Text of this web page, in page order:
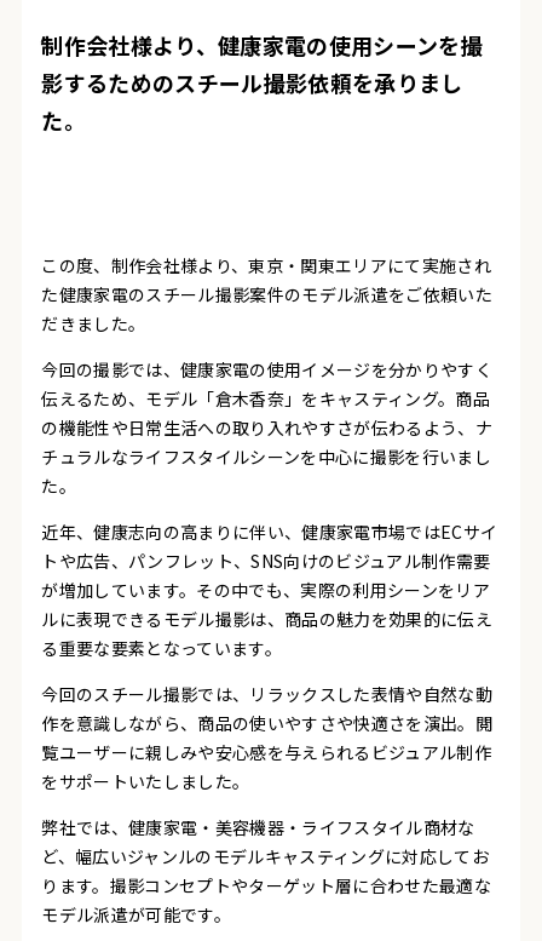
制作会社様より、健康家電の使用シーンを撮
影するためのスチール撮影依頼を承りまし
た。
この度、制作会社様より、東京・関東エリアにて実施され
た健康家電のスチール撮影案件のモデル派遣をご依頼いた
だきました。
今回の撮影では、健康家電の使用イメージを分かりやすく
伝えるため、モデル「倉木香奈」をキャスティング。商品
の機能性や日常生活への取り入れやすさが伝わるよう、ナ
チュラルなライフスタイルシーンを中心に撮影を行いまし
た。
近年、健康志向の高まりに伴い、健康家電市場ではECサイ
トや広告、パンフレット、SNS向けのビジュアル制作需要
が増加しています。その中でも、実際の利用シーンをリア
ルに表現できるモデル撮影は、商品の魅力を効果的に伝え
る重要な要素となっています。
今回のスチール撮影では、リラックスした表情や自然な動
作を意識しながら、商品の使いやすさや快適さを演出。閲
覧ユーザーに親しみや安心感を与えられるビジュアル制作
をサポートいたしました。
弊社では、健康家電・美容機器・ライフスタイル商材な
ど、幅広いジャンルのモデルキャスティングに対応してお
ります。撮影コンセプトやターゲット層に合わせた最適な
モデル派遣が可能です。